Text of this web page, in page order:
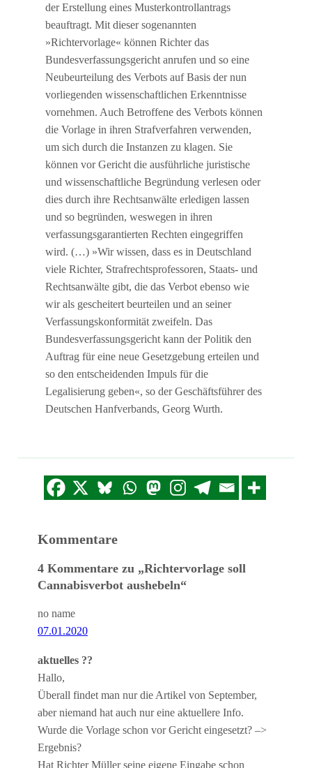
der Erstellung eines Musterkontrollantrags
beauftragt. Mit dieser sogenannten
»Richtervorlage« können Richter das
Bundesverfassungsgericht anrufen und so eine
Neubeurteilung des Verbots auf Basis der nun
vorliegenden wissenschaftlichen Erkenntnisse
vornehmen. Auch Betroffene des Verbots können
die Vorlage in ihren Strafverfahren verwenden,
um sich durch die Instanzen zu klagen. Sie
können vor Gericht die ausführliche juristische
und wissenschaftliche Begründung verlesen oder
dies durch ihre Rechtsanwälte erledigen lassen
und so begründen, weswegen in ihren
verfassungsgarantierten Rechten eingegriffen
wird. (…) »Wir wissen, dass es in Deutschland
viele Richter, Strafrechtsprofessoren, Staats- und
Rechtsanwälte gibt, die das Verbot ebenso wie
wir als gescheitert beurteilen und an seiner
Verfassungskonformität zweifeln. Das
Bundesverfassungsgericht kann der Politik den
Auftrag für eine neue Gesetzgebung erteilen und
so den entscheidenden Impuls für die
Legalisierung geben«, so der Geschäftsführer des
Deutschen Hanfverbands, Georg Wurth.
Kommentare
4 Kommentare zu „Richtervorlage soll
Cannabisverbot aushebeln“
no name
07.01.2020
aktuelles ??
Hallo,
Überall findet man nur die Artikel von September,
aber niemand hat auch nur eine aktuellere Info.
Wurde die Vorlage schon vor Gericht eingesetzt? –>
Ergebnis?
Hat Richter Müller seine eigene Eingabe schon